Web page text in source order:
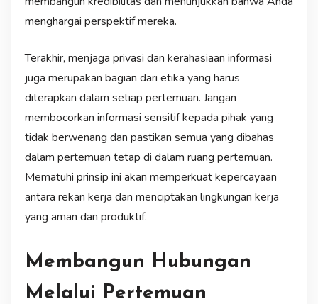
menghargai perspektif mereka.
Terakhir, menjaga privasi dan kerahasiaan informasi
juga merupakan bagian dari etika yang harus
diterapkan dalam setiap pertemuan. Jangan
membocorkan informasi sensitif kepada pihak yang
tidak berwenang dan pastikan semua yang dibahas
dalam pertemuan tetap di dalam ruang pertemuan.
Mematuhi prinsip ini akan memperkuat kepercayaan
antara rekan kerja dan menciptakan lingkungan kerja
yang aman dan produktif.
Membangun Hubungan
Melalui Pertemuan